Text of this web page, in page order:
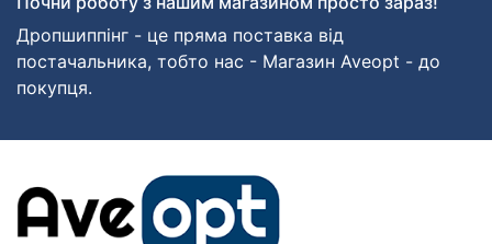
Дропшиппінг - це пряма поставка від
постачальника, тобто нас - Магазин Aveopt - до
покупця.